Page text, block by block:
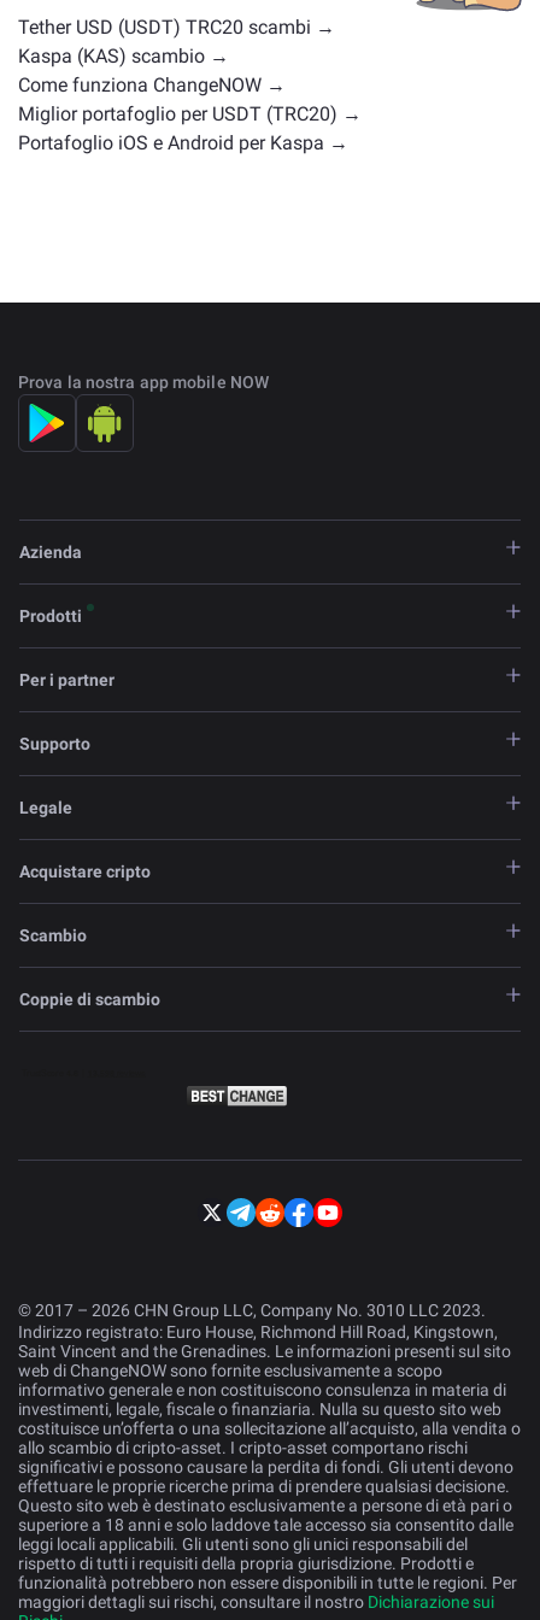
scambio.
Tether USD (USDT) TRC20 scambi →
Kaspa (KAS) scambio →
Come funziona ChangeNOW →
Miglior portafoglio per USDT (TRC20) →
Portafoglio iOS e Android per Kaspa →
Prova la nostra app mobile NOW
Azienda
Prodotti
Per i partner
Supporto
Legale
Acquistare cripto
Scambio
Coppie di scambio
© 2017 – 2026 CHN Group LLC, Company No. 3010 LLC 2023.
Indirizzo registrato: Euro House, Richmond Hill Road, Kingstown,
Saint Vincent and the Grenadines. Le informazioni presenti sul sito
web di ChangeNOW sono fornite esclusivamente a scopo
informativo generale e non costituiscono consulenza in materia di
investimenti, legale, fiscale o finanziaria. Nulla su questo sito web
costituisce un’offerta o una sollecitazione all’acquisto, alla vendita o
allo scambio di cripto-asset. I cripto-asset comportano rischi
significativi e possono causare la perdita di fondi. Gli utenti devono
effettuare le proprie ricerche prima di prendere qualsiasi decisione.
Questo sito web è destinato esclusivamente a persone di età pari o
superiore a 18 anni e solo laddove tale accesso sia consentito dalle
leggi locali applicabili. Gli utenti sono gli unici responsabili del
rispetto di tutti i requisiti della propria giurisdizione. Prodotti e
funzionalità potrebbero non essere disponibili in tutte le regioni. Per
maggiori dettagli sui rischi, consultare il nostro Dichiarazione sui